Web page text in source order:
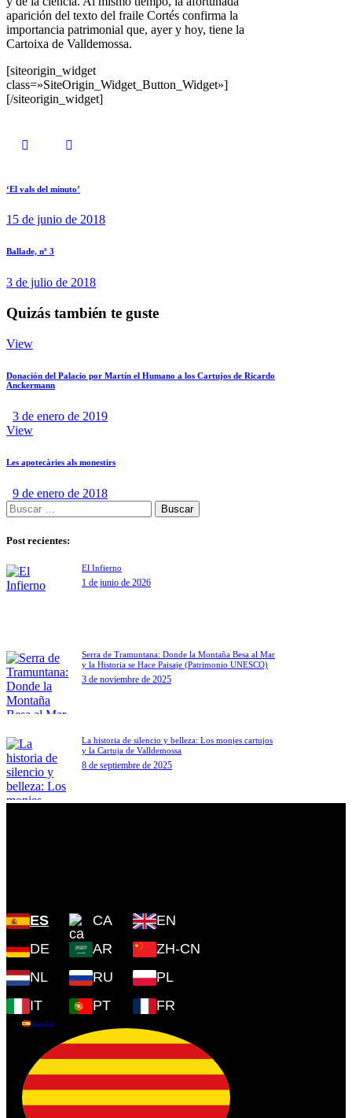
aparición del texto del fraile Cortés confirma la
importancia patrimonial que, ayer y hoy, tiene la
Cartoixa de Valldemossa.
[siteorigin_widget
class=»SiteOrigin_Widget_Button_Widget»]
[/siteorigin_widget]
‘El vals del minuto’
15 de junio de 2018
Ballade, nº 3
3 de julio de 2018
Quizás también te guste
View
Donación del Palacio por Martín el Humano a los Cartujos de Ricardo
Anckermann
3 de enero de 2019
View
Les apotecàries als monestirs
9 de enero de 2018
Post recientes:
El Infierno
1 de junio de 2026
Serra de Tramuntana: Donde la Montaña Besa al Mar
y la Historia se Hace Paisaje (Patrimonio UNESCO)
3 de noviembre de 2025
La historia de silencio y belleza: Los monjes cartujos
y la Cartuja de Valldemossa
8 de septiembre de 2025
ES CA
EN
DE
AR
ZH-CN
NL
RU
PL
IT
PT FR